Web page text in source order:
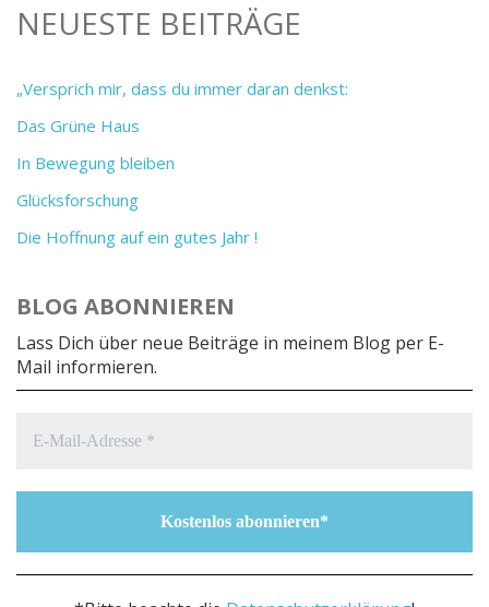
NEUESTE BEITRÄGE
„Versprich mir, dass du immer daran denkst:
Das Grüne Haus
In Bewegung bleiben
Glücksforschung
Die Hoffnung auf ein gutes Jahr !
BLOG ABONNIEREN
Lass Dich über neue Beiträge in meinem Blog per E-
Mail informieren.